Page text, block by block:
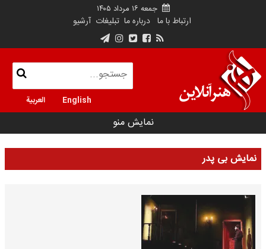
جمعه ۱۶ مرداد ۱۴۰۵
ارتباط با ما درباره ما تبلیغات آرشیو
English العربية
نمایش منو
نمایش بی پدر